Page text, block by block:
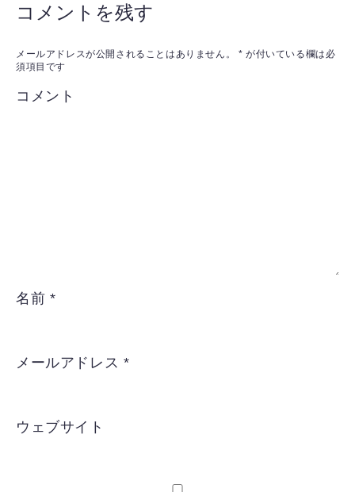
コメントを残す
メールアドレスが公開されることはありません。 * が付いている欄は必
須項目です
コメント
名前 *
メールアドレス *
ウェブサイト